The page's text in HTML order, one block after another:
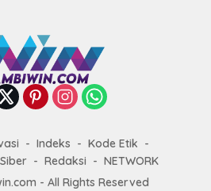
Indeks
Kode Etik
Redaksi
NETWORK
- All Rights Reserved